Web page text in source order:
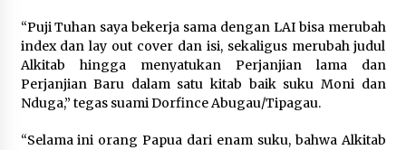
“Puji Tuhan saya bekerja sama dengan LAI bisa merubah
index dan lay out cover dan isi, sekaligus merubah judul
Alkitab hingga menyatukan Perjanjian lama dan
Perjanjian Baru dalam satu kitab baik suku Moni dan
Nduga,” tegas suami Dorfince Abugau/Tipagau.
“Selama ini orang Papua dari enam suku, bahwa Alkitab